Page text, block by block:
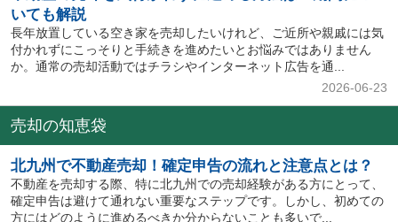
いても解説
長年放置している空き家を売却したいけれど、ご近所や親戚には気
付かれずにこっそりと手続きを進めたいとお悩みではありません
か。通常の売却活動ではチラシやインターネット広告を通...
2026-06-23
売却の知恵袋
北九州で不動産売却！確定申告の流れと注意点とは？
不動産を売却する際、特に北九州での売却経験がある方にとって、
確定申告は避けて通れない重要なステップです。しかし、初めての
方にはどのように進めるべきか分からないことも多いで...